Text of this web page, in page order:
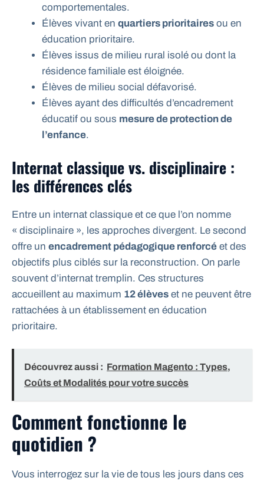
comportementales.
Élèves vivant en quartiers prioritaires ou en
éducation prioritaire.
Élèves issus de milieu rural isolé ou dont la
résidence familiale est éloignée.
Élèves de milieu social défavorisé.
Élèves ayant des difficultés d’encadrement
éducatif ou sous mesure de protection de
l’enfance.
Internat classique vs. disciplinaire :
les différences clés
Entre un internat classique et ce que l’on nomme
« disciplinaire », les approches divergent. Le second
offre un encadrement pédagogique renforcé et des
objectifs plus ciblés sur la reconstruction. On parle
souvent d’internat tremplin. Ces structures
accueillent au maximum 12 élèves et ne peuvent être
rattachées à un établissement en éducation
prioritaire.
Découvrez aussi : Formation Magento : Types,
Coûts et Modalités pour votre succès
Comment fonctionne le
quotidien ?
Vous interrogez sur la vie de tous les jours dans ces